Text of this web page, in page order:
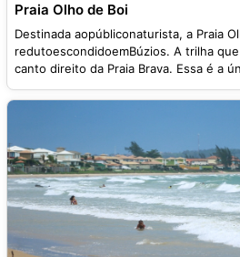
Praia Olho de Boi
Destinada aopúbliconaturista, a Praia
redutoescondidoemBúzios. A trilha
canto direito da Praia Brava. Essa é a